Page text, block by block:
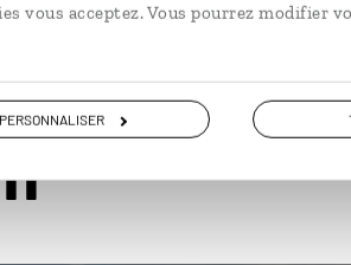
vous acceptez. Vous pourrez modifier
PERSONNALISER